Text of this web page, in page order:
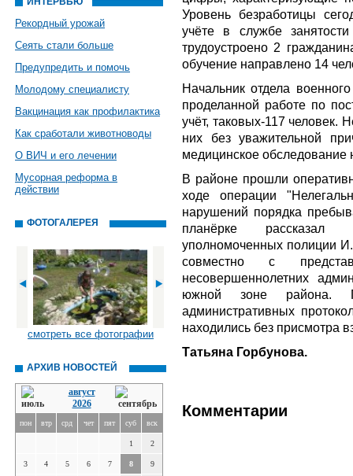
Рекордный урожай
Сеять стали больше
Предупредить и помочь
Молодому специалисту
Вакцинация как профилактика
Как сработали животноводы
О ВИЧ и его лечении
Мусорная реформа в
действии
ФОТОГАЛЕРЕЯ
смотреть все фотографии
АРХИВ НОВОСТЕЙ
август
2026
пон втр срд чет пят суб вск
1 2
3 4 5 6 7 8 9
Уровень безработицы
учёте в службе
трудоустроено 2
обучение направлено 14
Начальник отдела
проделанной работе по
учёт, таковых-117 человек.
них без уважительной
медицинское обследование
В районе прошли
ходе операции
нарушений порядка
планёрке рассказал
уполномоченных полиции
совместно с
несовершеннолетних
южной зоне района.
административных
находились без присмотра
Татьяна Горбунова.
Комментарии